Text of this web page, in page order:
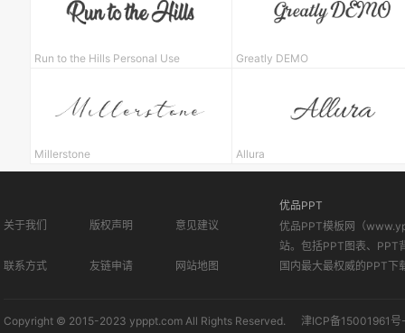
Run to the Hills Personal Use Greatly DEMO
Millerstone Allura
关于我们 版权声明 意见建议
联系方式 友链申请 网站地图
优品PPT
优品PPT模板网（
站。包括PPT图表、PPT
国内最大最权威的PPT下
Copyright © 2015-2023 ypppt.com All Rights Reserved. 津ICP备15001961号